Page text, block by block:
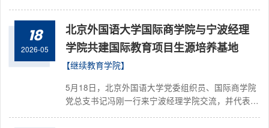
毕业季关键节点，让清廉之风吹进每一位毕业生的心
田。4月23日，学院思政副主管石文媛为全体毕业生
党员讲授“最后一堂党课”。石老师围绕树立正确政绩
观展开深入学习，组织毕业生党员认真学习习近平总
书记关于树立和践行正确政绩观的重要论述，...
18
2026-05
北京外国语大学国际商学院与宁波经理
学院共建国际教育项目生源培养基地
【继续教育学院】
5月18日，北京外国语大学党委组织员、国际商学院
党总支书记冯刚一行来宁波经理学院交流，并代表北